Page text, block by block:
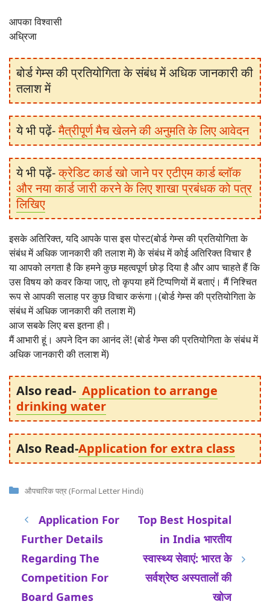
आपका विश्वासी
अध्रिजा
बोर्ड गेम्स की प्रतियोगिता के संबंध में अधिक जानकारी की
तलाश में
ये भी पढ़ें-मैत्रीपूर्ण मैच खेलने की अनुमति के लिए आवेदन
ये भी पढ़ें-क्रेडिट कार्ड खो जाने पर एटीएम कार्ड ब्लॉक
और नया कार्ड जारी करने के लिए शाखा प्रबंधक को पत्र
लिखिए
इसके अतिरिक्त, यदि आपके पास इस पोस्ट(बोर्ड गेम्स की प्रतियोगिता के
संबंध में अधिक जानकारी की तलाश में) के संबंध में कोई अतिरिक्त विचार है
या आपको लगता है कि हमने कुछ महत्वपूर्ण छोड़ दिया है और आप चाहते हैं कि
उस विषय को कवर किया जाए, तो कृपया हमें टिप्पणियों में बताएं। मैं निश्चित
रूप से आपकी सलाह पर कुछ विचार करूंगा।(बोर्ड गेम्स की प्रतियोगिता के
संबंध में अधिक जानकारी की तलाश में)
आज सबके लिए बस इतना ही।
मैं आभारी हूं। अपने दिन का आनंद लें! (बोर्ड गेम्स की प्रतियोगिता के संबंध में
अधिक जानकारी की तलाश में)
Also read- Application to arrange
drinking water
Also Read-Application for extra class
Categories
औपचारिक पत्र (Formal Letter Hindi)
Application For
Further Details
Regarding The
Competition For
Board Games
Top Best Hospital
in India भारतीय
स्वास्थ्य सेवाएं: भारत के
सर्वश्रेष्ठ अस्पतालों की
खोज